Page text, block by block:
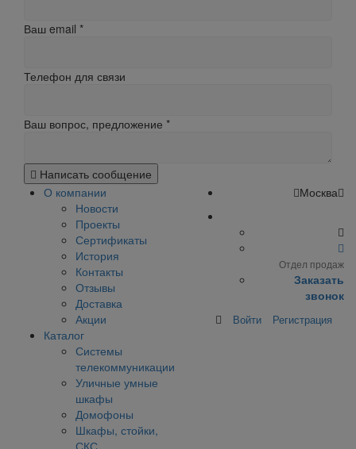
Ваш email *
Телефон для связи
Ваш вопрос, предложение *
Написать сообщение
О компании
Новости
Проекты
Сертификаты
История
Контакты
Отзывы
Доставка
Акции
Каталог
Системы
телекоммуникации
Уличные умные
шкафы
Домофоны
Шкафы, стойки,
Москва
Отдел продаж
Заказать
звонок
Войти Регистрация